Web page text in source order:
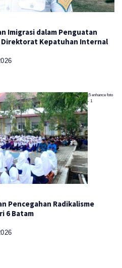
Imigrasi dalam Penguatan
Direktorat Kepatuhan Internal
j5 enhance foto
- 1
Pencegahan Radikalisme
6 Batam